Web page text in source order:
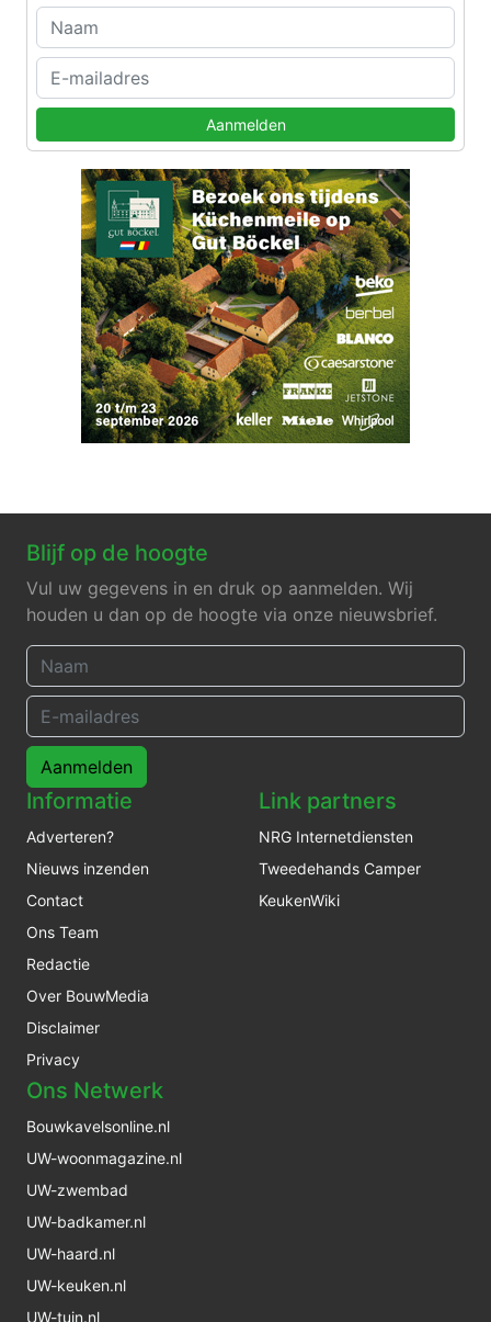
Aanmelden
Blijf op de hoogte
Vul uw gegevens in en druk op aanmelden. Wij
houden u dan op de hoogte via onze nieuwsbrief.
Aanmelden
Informatie
Adverteren?
Nieuws inzenden
Contact
Ons Team
Redactie
Over BouwMedia
Disclaimer
Privacy
Link partners
NRG Internetdiensten
Tweedehands Camper
KeukenWiki
Ons Netwerk
Bouwkavelsonline.nl
UW-woonmagazine.nl
UW-zwembad
UW-badkamer.nl
UW-haard.nl
UW-keuken.nl
UW-tuin.nl